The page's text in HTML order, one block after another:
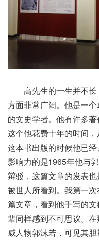
高先生的一生并不长
方面非常广阔。他是一
的文史学者。他有许多
这个他花费十年的时间
这本书出版的时候他已
影响力的是1965年他与
辩驳，这篇文章的发表
被世人所看到。我第一
篇文章，看到他手写的
辈同样感到不可思议。
威人物郭沫若，可见其胆